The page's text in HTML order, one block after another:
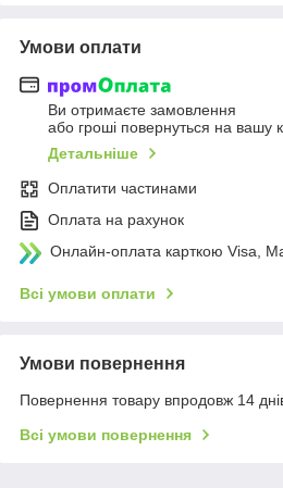
Умови оплати
Ви отримаєте замовлення
або гроші повернуться на вашу
Детальніше
Оплатити частинами
Оплата на рахунок
Онлайн-оплата карткою Visa,
Всі умови оплати
Умови повернення
Повернення товару впродовж 14
Всі умови повернення